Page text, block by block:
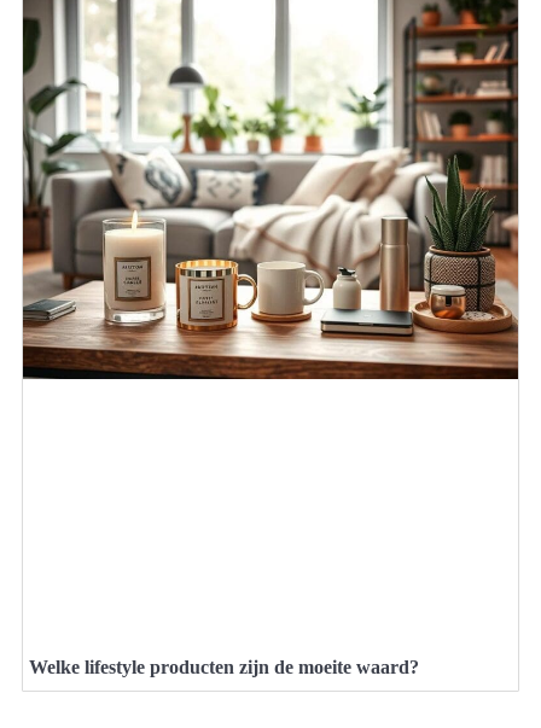
Welke lifestyle producten zijn de moeite waard?